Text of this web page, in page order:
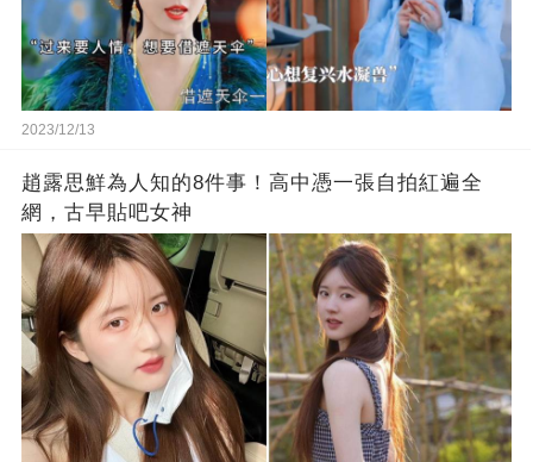
2023/12/13
趙露思鮮為人知的8件事！高中憑一張自拍紅遍全
網，古早貼吧女神